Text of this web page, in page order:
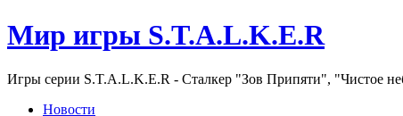
Мир игры S.T.A.L.K.E.R
Игры серии S.T.A.L.K.E.R - Сталкер "Зов Припяти", "Чистое
Новости